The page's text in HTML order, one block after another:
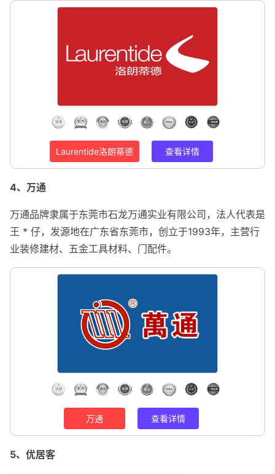
Laurentide洛朗蒂德 查看详情
4、万通
万通品牌隶属于东莞市石龙万通实业有限公司，法人代表是
王 * 仔，发源地在广东省东莞市，创立于1993年，主营行
业装修建材、五金工具材料、门配件。
万通 查看详情
5、优居客